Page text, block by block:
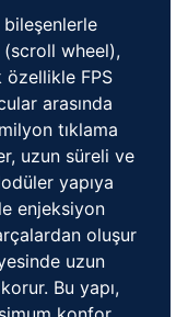
bileşenlerle
wheel),
özellikle FPS
arasında
tıklama
uzun süreli ve
yapıya
enjeksiyon
oluşur
uzun
Bu yapı,